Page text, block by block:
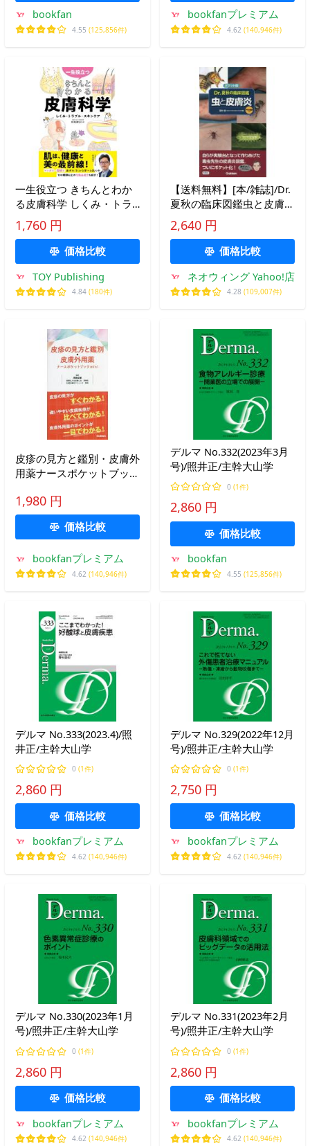
bookfan
4.55 (125,856件)
bookfanプレミアム
4.62 (140,946件)
一生役立つ きちんとわか
る皮膚科学 しくみ・トラ
ブル・スキンケア 西東社
1,760 円
価格比較
TOY Publishing
4.84 (180件)
【送料無料】[本/雑誌]/Dr.
夏秋の臨床図鑑虫と皮膚
炎/夏秋優/著
2,640 円
価格比較
ネオウィング Yahoo!店
4.28 (109,007件)
皮疹の見方と鑑別・皮膚外
用薬ナースポケットブック
1,980 円
価格比較
bookfanプレミアム
4.62 (140,946件)
デルマ No.332(2023年3月
号)/照井正/主幹大山学
0 (1件)
2,860 円
価格比較
bookfan
4.55 (125,856件)
デルマ No.333(2023.4)/照
井正/主幹大山学
0 (1件)
2,860 円
価格比較
bookfanプレミアム
4.62 (140,946件)
デルマ No.329(2022年12月
号)/照井正/主幹大山学
0 (1件)
2,750 円
価格比較
bookfanプレミアム
4.62 (140,946件)
デルマ No.330(2023年1月
号)/照井正/主幹大山学
0 (1件)
2,860 円
価格比較
bookfanプレミアム
4.62 (140,946件)
デルマ No.331(2023年2月
号)/照井正/主幹大山学
0 (1件)
2,860 円
価格比較
bookfanプレミアム
4.62 (140,946件)